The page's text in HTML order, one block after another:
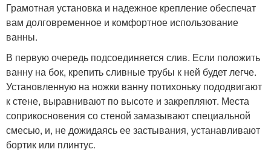
Грамотная установка и надежное крепление обеспечат
вам долговременное и комфортное использование
ванны.
В первую очередь подсоединяется слив. Если положить
ванну на бок, крепить сливные трубы к ней будет легче.
Установленную на ножки ванну потихоньку пододвигают
к стене, выравнивают по высоте и закрепляют. Места
соприкосновения со стеной замазывают специальной
смесью, и, не дожидаясь ее застывания, устанавливают
бортик или плинтус.